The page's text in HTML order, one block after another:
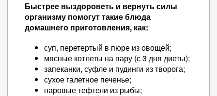
Быстрее выздороветь и вернуть силы
организму помогут такие блюда
домашнего приготовления, как:
суп, перетертый в пюре из овощей;
мясные котлеты на пару (с 3 дня диеты);
запеканки, суфле и пудинги из творога;
сухое галетное печенье;
паровые тефтели из рыбы;